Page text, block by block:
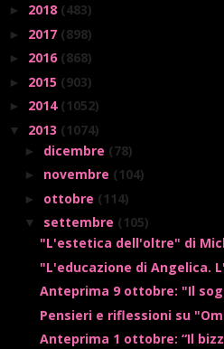
► 2018 (483)
► 2017 (898)
► 2016 (868)
► 2015 (903)
► 2014 (1052)
▼ 2013 (1074)
► dicembre (78)
► novembre (104)
► ottobre (114)
▼ settembre (105)
"L'estetica dell'oltre" di
"L'educazione di Angelica.
Anteprima 9 ottobre: "Il
Pensieri e riflessioni su
Anteprima 1 ottobre: “Il